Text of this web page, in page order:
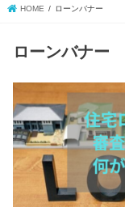
HOME ローンバナー
ローンバナー